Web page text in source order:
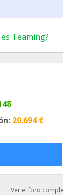
Teaming?
20.694 €
Ver el foro